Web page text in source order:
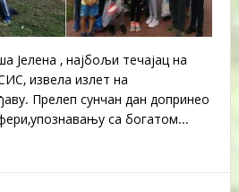
Јелена , најбољи течајац на
извела излет на
Прелеп сунчан дан допринео
са богатом...